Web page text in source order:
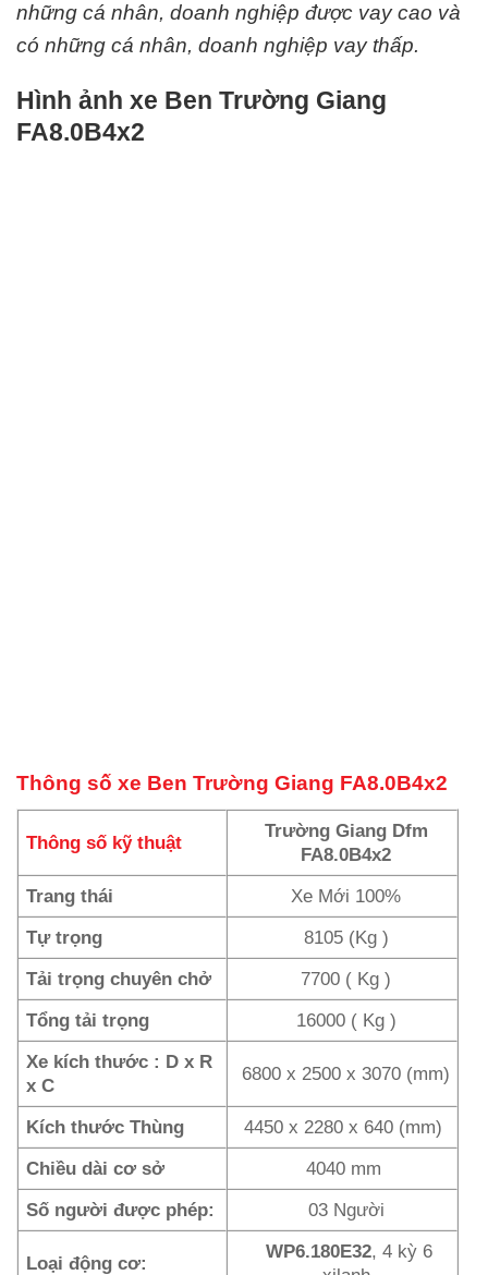
những cá nhân, doanh nghiệp được vay cao và
có những cá nhân, doanh nghiệp vay thấp.
Hình ảnh xe Ben Trường Giang
FA8.0B4x2
Thông số xe Ben Trường Giang FA8.0B4x2
Thông số kỹ thuật
Trường Giang Dfm
FA8.0B4x2
Trang thái
Xe Mới 100%
Tự trọng
8105 (Kg )
Tải trọng chuyên chở
7700 ( Kg )
Tổng tải trọng
16000 ( Kg )
Xe kích thước : D x R
x C
6800 x 2500 x 3070 (mm)
Kích thước Thùng
4450 x 2280 x 640 (mm)
Chiều dài cơ sở
4040 mm
Số người được phép:
03 Người
Loại động cơ:
WP6.180E32, 4 kỳ 6